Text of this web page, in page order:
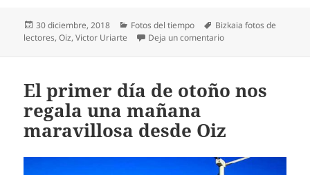
Publicado
el
30 diciembre, 2018 Categorías
Fotos del tiempo Etiquetas
Bizkaia fotos de
lectores,Oiz,Victor Uriarte Deja un comentarioen La cima del monte
El primer día de otoño nos
regala una mañana
maravillosa desde Oiz